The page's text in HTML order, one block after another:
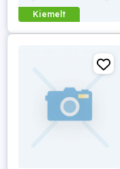
Kiemelt